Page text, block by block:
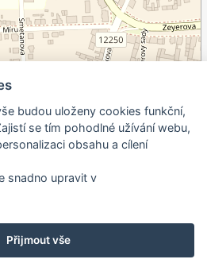
programu vyhrazena!)
a správa webu:
budou uloženy cookies funkční,
se tím pohodlné užívání webu,
obsahu a cílení
snadno upravit v
Přijmout vše